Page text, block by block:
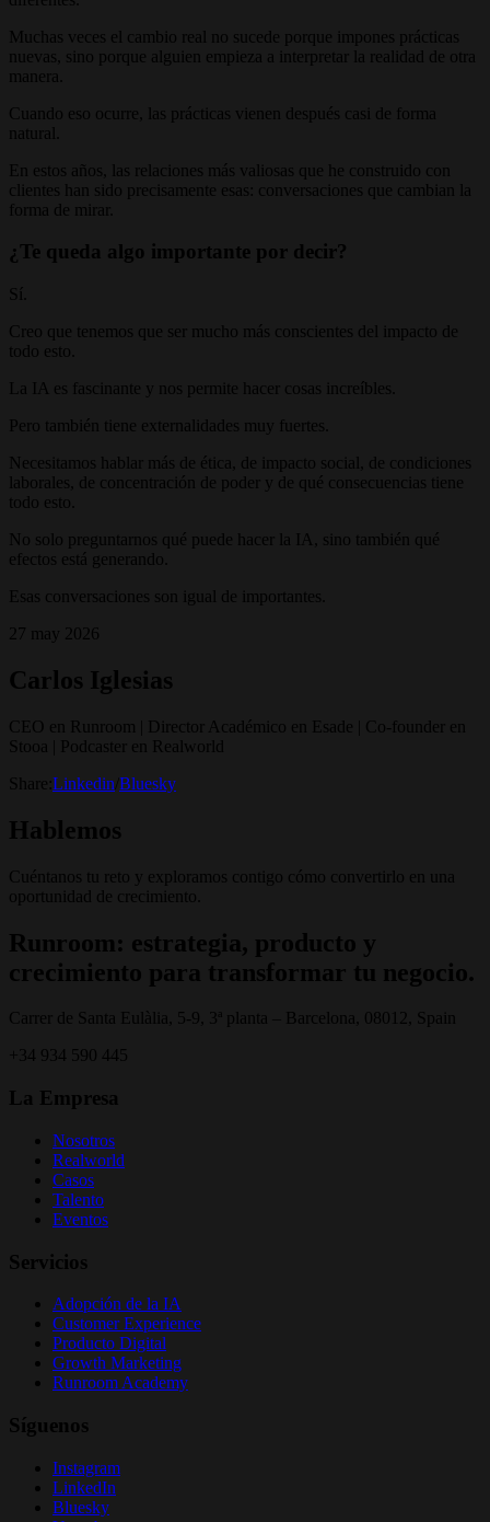
Muchas veces el cambio real no sucede porque impones prácticas
nuevas, sino porque alguien empieza a interpretar la realidad de otra
manera.
Cuando eso ocurre, las prácticas vienen después casi de forma
natural.
En estos años, las relaciones más valiosas que he construido con
clientes han sido precisamente esas: conversaciones que cambian la
forma de mirar.
¿Te queda algo importante por decir?
Sí.
Creo que tenemos que ser mucho más conscientes del impacto de
todo esto.
La IA es fascinante y nos permite hacer cosas increíbles.
Pero también tiene externalidades muy fuertes.
Necesitamos hablar más de ética, de impacto social, de condiciones
laborales, de concentración de poder y de qué consecuencias tiene
todo esto.
No solo preguntarnos qué puede hacer la IA, sino también qué
efectos está generando.
Esas conversaciones son igual de importantes.
27 may 2026
Carlos Iglesias
CEO en Runroom | Director Académico en Esade | Co-founder en
Stooa | Podcaster en Realworld
Share: Linkedin Bluesky
Hablemos
Cuéntanos tu reto y exploramos contigo cómo convertirlo en una
oportunidad de crecimiento.
Runroom: estrategia, producto y
crecimiento para transformar tu negocio.
Carrer de Santa Eulàlia, 5-9, 3ª planta – Barcelona, 08012, Spain
+34 934 590 445
La Empresa
Nosotros
Realworld
Casos
Talento
Eventos
Servicios
Adopción de la IA
Customer Experience
Producto Digital
Growth Marketing
Runroom Academy
Síguenos
Instagram
LinkedIn
Bluesky